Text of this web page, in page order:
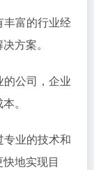
丰富的行业经
方案。
公司，企业
。
业的技术和
地实现目